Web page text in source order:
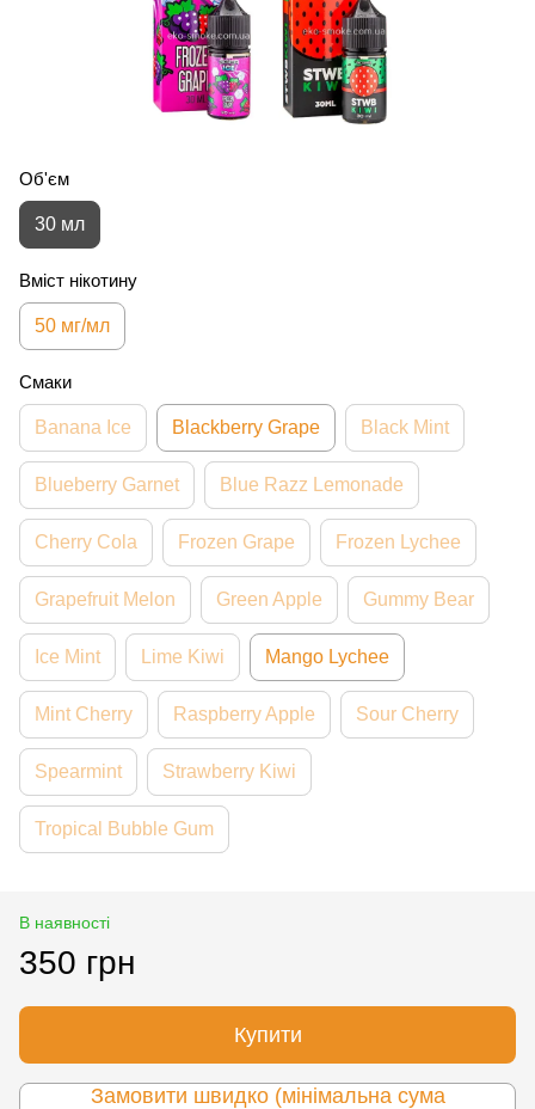
Об'єм
30 мл
Вміст нікотину
50 мг/мл
Смаки
Banana Ice Blackberry Grape Black Mint
Blueberry Garnet Blue Razz Lemonade
Cherry Cola Frozen Grape Frozen Lychee
Grapefruit Melon Green Apple Gummy Bear
Ice Mint Lime Kiwi Mango Lychee
Mint Cherry Raspberry Apple Sour Cherry
Spearmint Strawberry Kiwi
Tropical Bubble Gum
В наявності
350 грн
Купити
Замовити швидко (мінімальна сума